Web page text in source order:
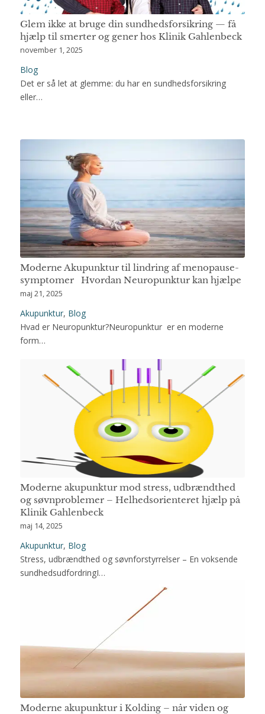
Glem ikke at bruge din sundhedsforsikring — få
hjælp til smerter og gener hos Klinik Gahlenbeck
november 1, 2025
Blog
Det er så let at glemme: du har en sundhedsforsikring
eller…
Moderne Akupunktur til lindring af menopause-
symptomer Hvordan Neuropunktur kan hjælpe
maj 21, 2025
Akupunktur, Blog
Hvad er Neuropunktur?Neuropunktur er en moderne
form…
Moderne akupunktur mod stress, udbrændthed
og søvnproblemer – Helhedsorienteret hjælp på
Klinik Gahlenbeck
maj 14, 2025
Akupunktur, Blog
Stress, udbrændthed og søvnforstyrrelser – En voksende
sundhedsudfordringI…
Moderne akupunktur i Kolding – når viden og